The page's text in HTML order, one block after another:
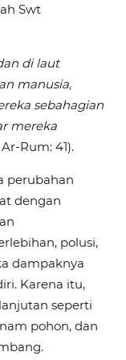
Swt
di laut
manusia,
sebahagian
mereka
Ar-Rum: 41).
perubahan
dengan
polusi,
dampaknya
Karena itu,
seperti
pohon, dan